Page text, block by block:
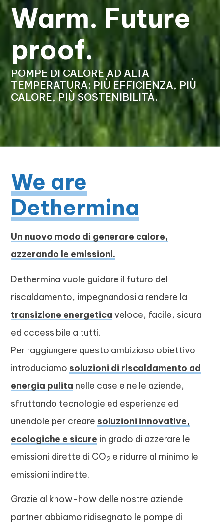
Warm. Future
proof.
POMPE DI CALORE AD ALTA
TEMPERATURA: PIÙ EFFICIENZA, PIÙ
CALORE, PIÙ SOSTENIBILITÀ.
We are
Dethermina
Un nuovo modo di generare calore,
azzerando le emissioni.
Dethermina vuole guidare il futuro del
riscaldamento, impegnandosi a rendere la
transizione energetica veloce, facile, sicura
ed accessibile a tutti.
Per raggiungere questo ambizioso obiettivo
introduciamo soluzioni di riscaldamento ad
energia pulita nelle case e nelle aziende,
sfruttando tecnologie ed esperienze ed
unendole per creare soluzioni innovative,
ecologiche e sicure in grado di azzerare le
emissioni dirette di CO2 e ridurre al minimo le
emissioni indirette.
Grazie al know-how delle nostre aziende
partner abbiamo ridisegnato le pompe di